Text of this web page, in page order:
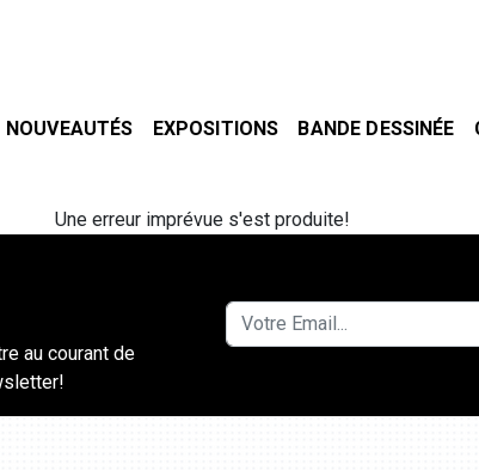
NOUVEAUTÉS EXPOSITIONS BANDE DESSINÉE
Une erreur imprévue s'est produite!
au courant de